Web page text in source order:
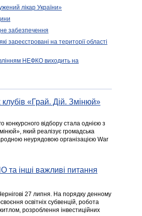
лікар України»
забезпечення
зареєстровані на території області
НЕФКО виходить на
клубів «Грай. Дій. Змінюй»
конкурсного відбору стала однією з
який реалізує громадська
неурядовою організацією War
та інші важливі питання
27 липня. На порядку денному
освітніх субвенцій, робота
розроблення інвестиційних